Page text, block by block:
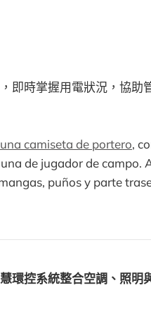
即時掌握用電狀況，協
camiseta de portero,
de jugador de campo.
puños y parte
環控系統整合空調、照